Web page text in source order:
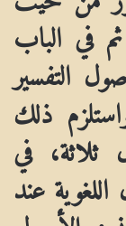
في الباب
التفسير
ذلك
في
عند